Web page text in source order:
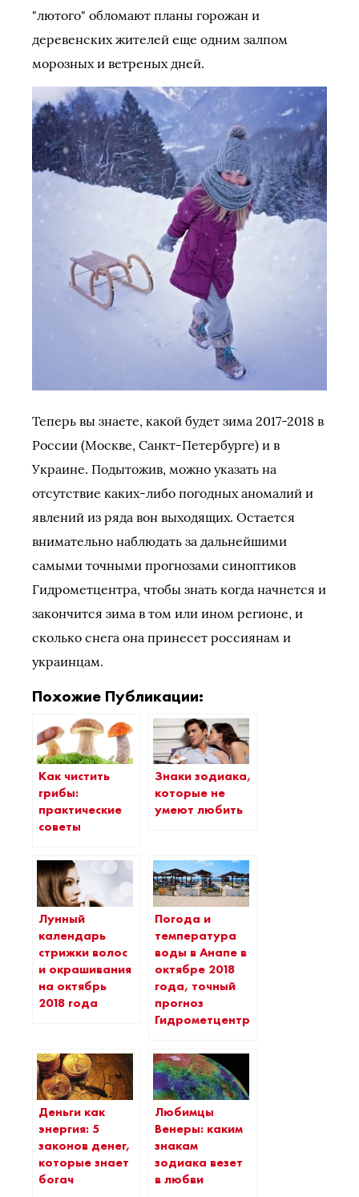
"лютого" обломают планы горожан и
деревенских жителей еще одним залпом
морозных и ветреных дней.
Теперь вы знаете, какой будет зима 2017-2018 в
России (Москве, Санкт-Петербурге) и в
Украине. Подытожив, можно указать на
отсутствие каких-либо погодных аномалий и
явлений из ряда вон выходящих. Остается
внимательно наблюдать за дальнейшими
самыми точными прогнозами синоптиков
Гидрометцентра, чтобы знать когда начнется и
закончится зима в том или ином регионе, и
сколько снега она принесет россиянам и
украинцам.
Похожие Публикации:
Как чистить
грибы:
практические
советы
Знаки зодиака,
которые не
умеют любить
Лунный
календарь
стрижки волос
и окрашивания
на октябрь
2018 года
Погода и
температура
воды в Анапе в
октябре 2018
года, точный
прогноз
Гидрометцентра
Деньги как
энергия: 5
законов денег,
которые знает
богач
Любимцы
Венеры: каким
знакам
зодиака везет
в любви